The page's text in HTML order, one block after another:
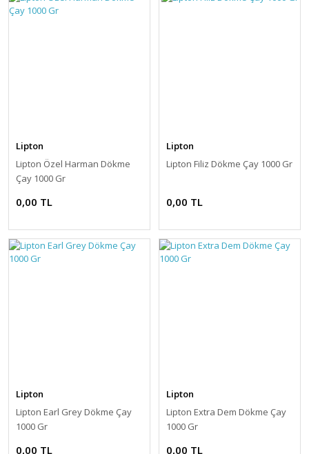
Lipton
Lipton Özel Harman Dökme
Çay 1000 Gr
0,00 TL
Lipton
Lipton Filiz Dökme Çay 1000 Gr
0,00 TL
Lipton
Lipton Earl Grey Dökme Çay
1000 Gr
0,00 TL
Lipton
Lipton Extra Dem Dökme Çay
1000 Gr
0,00 TL